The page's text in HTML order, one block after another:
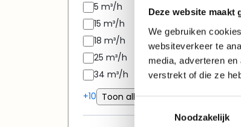
Deze website maakt
We gebruiken
websiteverkeer te
media, adverteren
verstrekt of die ze
Toestemmingsselectie
Noodzakelijk
5 m³/h
2
15 m³/h
18 m³/h
1
25 m³/h
2
34 m³/h
1
+10 Toon alle...